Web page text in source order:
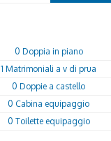
0 Doppia in piano
1 Matrimoniali a v di prua
0 Doppie a castello
0 Cabina equipaggio
0 Toilette equipaggio